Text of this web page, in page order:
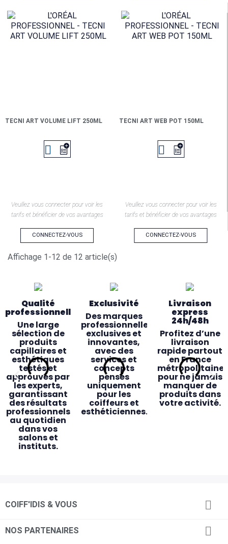
TECNI ART VOLUME LIFT 250ML

Veuillez vous connecter pour voir les
tarifs et bénéficier de vos avantages
CONNECTEZ-VOUS
TECNI ART WEB POT 150ML

Veuillez vous connecter pour voir les
tarifs et bénéficier de vos avantages
CONNECTEZ-VOUS
Affichage 1-12 de 12 article(s)
Qualité
professionnelle
Une large
sélection de
produits
capillaires et
esthétiques
testés et
approuvés par
les experts,
garantissant
des résultats
professionnels
au quotidien
dans vos
salons et
instituts.
Exclusivité
Des marques
professionnelles
exclusives et
innovantes,
avec des
services et
concepts
pensés
uniquement
pour les
coiffeurs et
esthéticiennes.
Livraison
express
24h/48h
Profitez d’une
livraison
rapide partout
en France
métropolitaine
pour ne jamais
manquer de
produits dans
votre activité.
Des magasins
pensés pour
24 magasins
Retrait
magasin
Commandez
en ligne avant
Accessibilité
& proximité
commerciaux
COIFF'IDIS & VOUS 
NOS PARTENAIRES 